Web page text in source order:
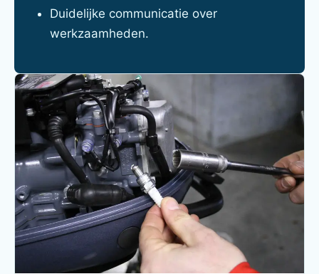
Duidelijke communicatie over
werkzaamheden.